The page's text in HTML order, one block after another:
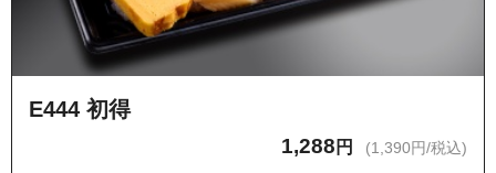
E444 初得
1,288 円 (1,390円/税込)